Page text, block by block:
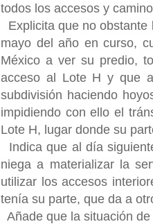
todos los accesos y
Explicita que no
mayo del año en curso,
México a ver su predio,
acceso al Lote H y que
subdivisión haciendo
impidiendo con ello el
Lote H, lugar donde su
Indica que al día
niega a materializar la
utilizar los accesos
tenía su parte, que da a
Añade que la situación